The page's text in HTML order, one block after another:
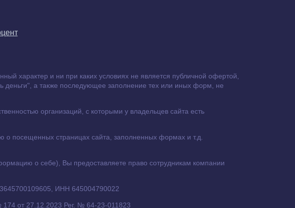
характер и ни при каких условиях не является публичной офертой,
деньги", а также последующее заполнение тех или иных форм, не
организаций, с которыми у владельцев сайта есть
о посещенных страницах сайта, заполненных формах и т.д.
о себе), Вы предоставляете право сотрудникам компании
ИНН 645004790022
от 27.12.2023 Рег. № 64-23-011823